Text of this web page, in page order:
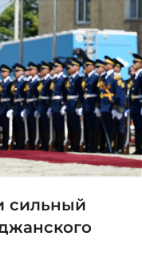
сильный